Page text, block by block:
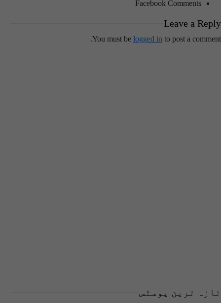
Facebook Comments
Leave a Reply
You must be logged in to post a comment.
تازہ ترین پوسٹس